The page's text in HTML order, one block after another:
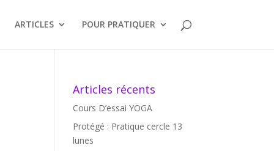
ARTICLES POUR PRATIQUER
Articles récents
Cours D’essai YOGA
Protégé : Pratique cercle 13
lunes